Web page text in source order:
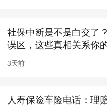
三者责任险）×20%，
险和车损险才能买，就
6、自燃损失险：（
社保中断是不是白交了
误区，这些真相关系你
3天前
人寿保险车险电话：理